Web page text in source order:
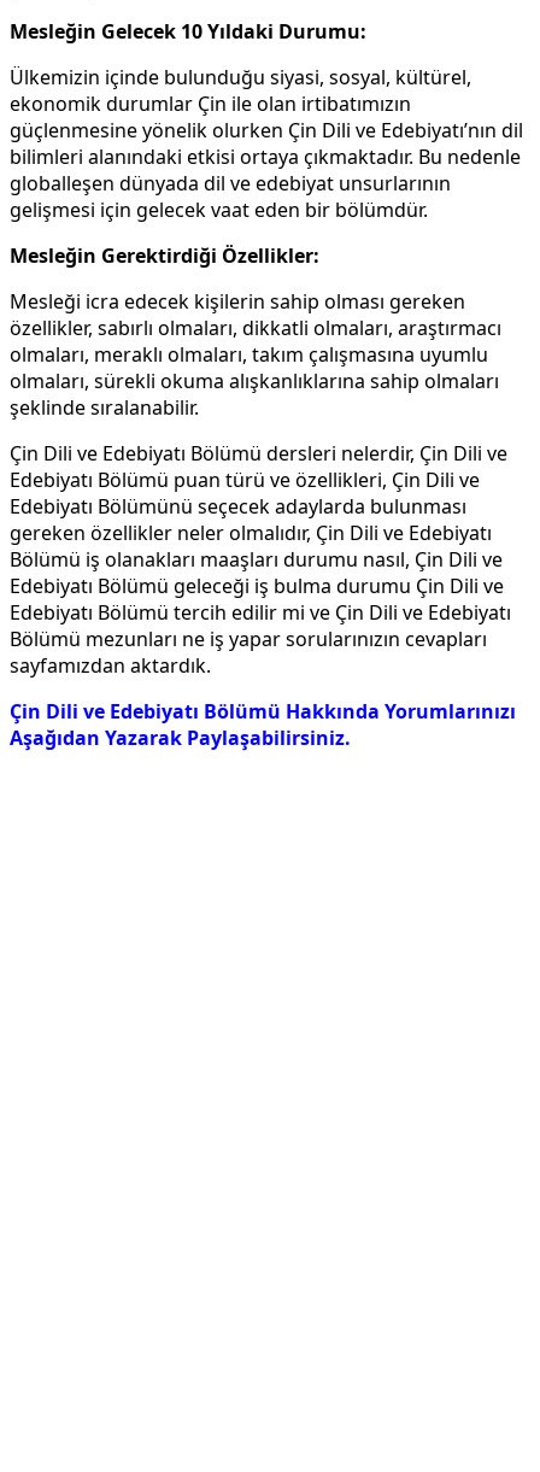
Mesleğin Gelecek 10 Yıldaki Durumu:
Ülkemizin içinde bulunduğu siyasi, sosyal, kültürel,
ekonomik durumlar Çin ile olan irtibatımızın
güçlenmesine yönelik olurken Çin Dili ve Edebiyatı’nın dil
bilimleri alanındaki etkisi ortaya çıkmaktadır. Bu nedenle
globalleşen dünyada dil ve edebiyat unsurlarının
gelişmesi için gelecek vaat eden bir bölümdür.
Mesleğin Gerektirdiği Özellikler:
Mesleği icra edecek kişilerin sahip olması gereken
özellikler, sabırlı olmaları, dikkatli olmaları, araştırmacı
olmaları, meraklı olmaları, takım çalışmasına uyumlu
olmaları, sürekli okuma alışkanlıklarına sahip olmaları
şeklinde sıralanabilir.
Çin Dili ve Edebiyatı Bölümü dersleri nelerdir, Çin Dili ve
Edebiyatı Bölümü puan türü ve özellikleri, Çin Dili ve
Edebiyatı Bölümünü seçecek adaylarda bulunması
gereken özellikler neler olmalıdır, Çin Dili ve Edebiyatı
Bölümü iş olanakları maaşları durumu nasıl, Çin Dili ve
Edebiyatı Bölümü geleceği iş bulma durumu Çin Dili ve
Edebiyatı Bölümü tercih edilir mi ve Çin Dili ve Edebiyatı
Bölümü mezunları ne iş yapar sorularınızın cevapları
sayfamızdan aktardık.
Çin Dili ve Edebiyatı Bölümü Hakkında Yorumlarınızı
Aşağıdan Yazarak Paylaşabilirsiniz.